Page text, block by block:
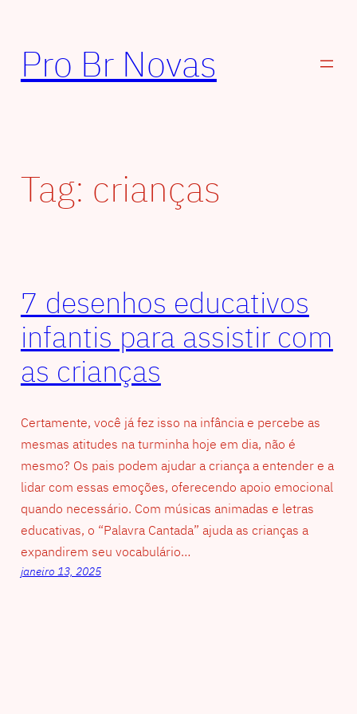
conteúdo
Pro Br Novas
Tag: crianças
7 desenhos educativos
infantis para assistir com
as crianças
Certamente, você já fez isso na infância e percebe as
mesmas atitudes na turminha hoje em dia, não é
mesmo? Os pais podem ajudar a criança a entender e a
lidar com essas emoções, oferecendo apoio emocional
quando necessário. Com músicas animadas e letras
educativas, o “Palavra Cantada” ajuda as crianças a
expandirem seu vocabulário…
janeiro 13, 2025